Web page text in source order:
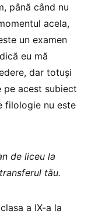
până când nu
acela,
un examen
eu mă
dar totuși
pe acest subiect
filologie nu este
de liceu la
tău.
a IX-a la